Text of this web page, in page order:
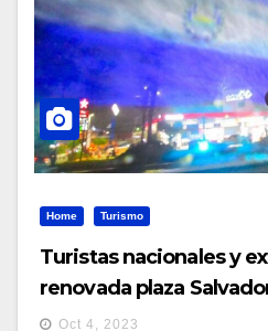
Home Turismo
Turistas nacionales y
renovada plaza
Oct 4, 2023